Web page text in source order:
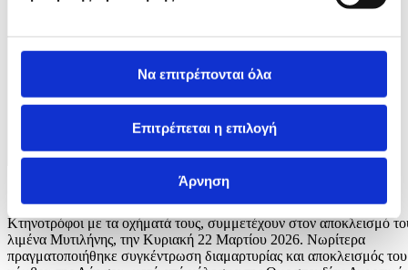
Να επιτρέπονται όλα
Επιτρέπεται η επιλογή
Άρνηση
Φωτογραφία: ΗΛΙΑΣ ΜΑΡΚΟΥ
Κτηνοτρόφοι με τα οχήματά τους, συμμετέχουν στον αποκλεισμό
λιμένα Μυτιλήνης, την Κυριακή 22 Μαρτίου 2026. Νωρίτερα
πραγματοποιήθηκε συγκέντρωση διαμαρτυρίας και αποκλεισμός του